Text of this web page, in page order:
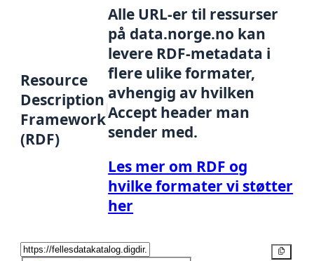
Resource
Description
Framework
(RDF)
Alle URL-er til ressurser
på data.norge.no kan
levere RDF-metadata i
flere ulike formater,
avhengig av hvilken
Accept header man
sender med.
Les mer om RDF og
hvilke formater vi støtter
her